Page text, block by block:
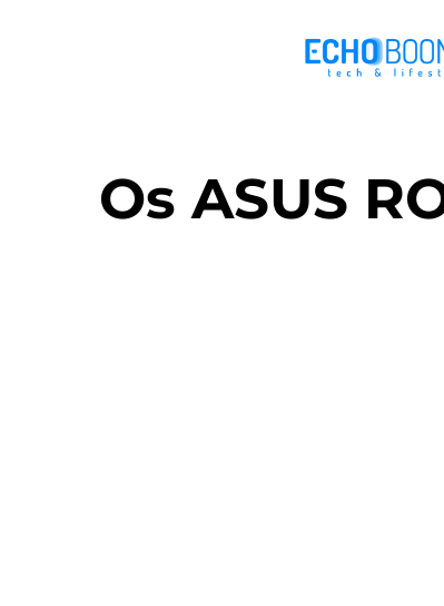
Os ASUS